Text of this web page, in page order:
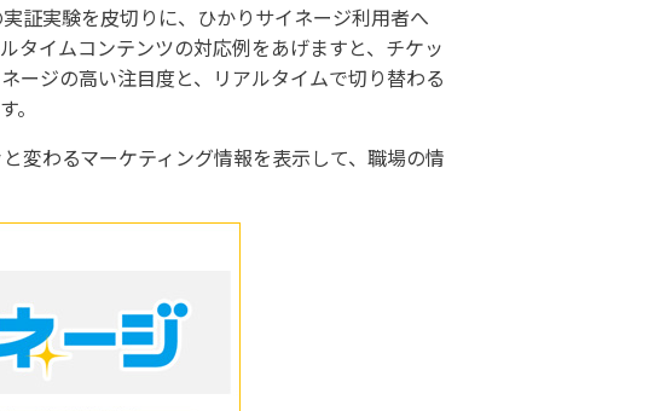
証実験を皮切りに、ひかりサイネージ利用者へ
タイムコンテンツの対応例をあげますと、チケッ
ージの高い注目度と、リアルタイムで切り替わる
。
変わるマーケティング情報を表示して、職場の情